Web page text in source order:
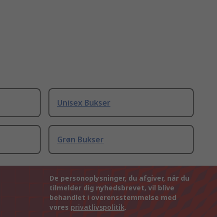
Unisex Bukser
Grøn Bukser
De personoplysninger, du afgiver, når du
tilmelder dig nyhedsbrevet, vil blive
behandlet i overensstemmelse med
vores privatlivspolitik.